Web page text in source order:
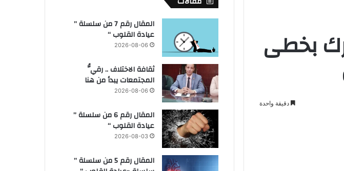
بخطى
دقيقة واحدة
المقال رقم 7 من سلسلة ”
عيادة القلوب “
2026-08-06
ثقافة الاختلاف .. رقيُّ
المجتمعات يبدأ من هنا
2026-08-06
المقال رقم 6 من سلسلة ”
عيادة القلوب “
2026-08-03
المقال رقم 5 من سلسلة ”